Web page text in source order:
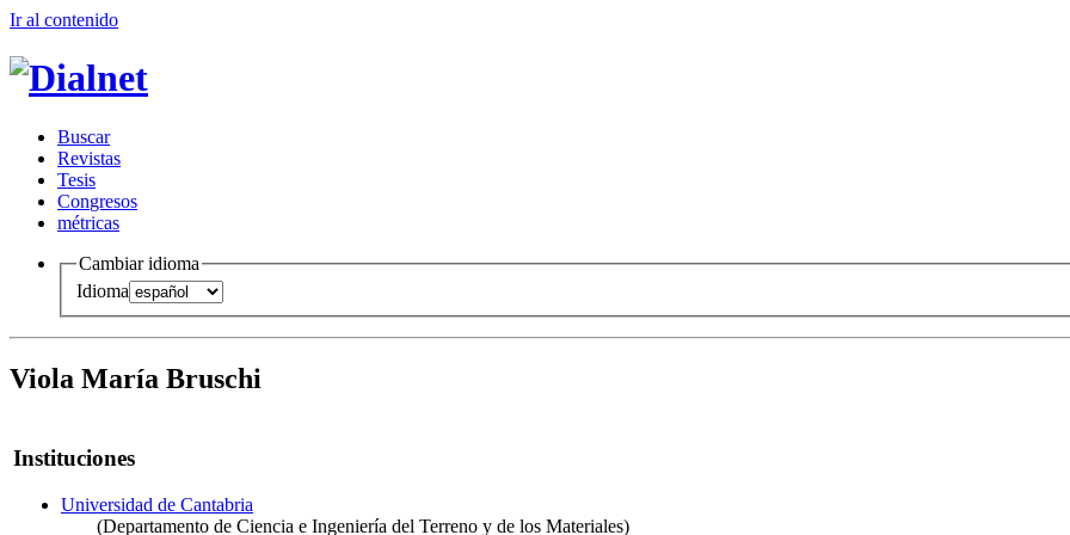
Ir al contenido
Buscar
Revistas
Tesis
Congresos
métricas
Cambiar idioma
Idioma
Viola María Bruschi
Instituciones
Universidad de Cantabria
(Departamento de Ciencia e Ingeniería del Terreno y de los Materiales)